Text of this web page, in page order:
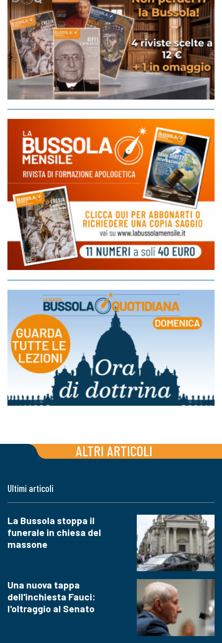
ALTRI ARTICOLI
Ultimi articoli
La Bussola stoppa il
funerale in chiesa del
massone
Una nuova tappa
dell'inchiesta Fauci:
l'oltraggio al Senato